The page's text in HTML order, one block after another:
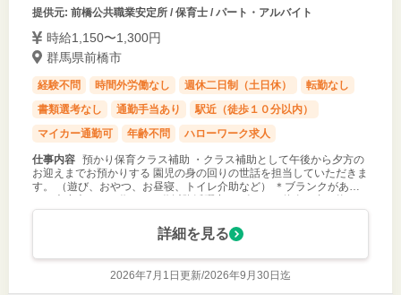
提供元: 前橋公共職業安定所 / 保育士 / パート・アルバイト
時給1,150〜1,300円
群馬県前橋市
経験不問 時間外労働なし 週休二日制（土日休）
転勤なし
書類選考なし
通勤手当あり
駅近（徒歩１０分以内）
マイカー通勤可
年齢不問 ハローワーク求人
仕事内容 預かり保育クラス補助 ・クラス補助として午後から夕方の
お迎えまでお預かりする 園児の身の回りの世話を担当していただきま
す。 （遊び、おやつ、お昼寝、トイレ介助など） ＊ブランクがあっ
ても大丈夫（５０代、６０代以降活躍中） ピアノの伴奏・書き物はあ
りません。 ※
詳細を見る
2026年7月1日更新/2026年9月30日迄